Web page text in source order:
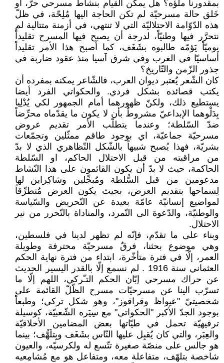
بمقدورنا ملؤه؟ هل يمكن القيام بنشاط مسرحي حرّ، او
خَلق حالة مسرحيّة لم تكن الحاجة اليها مُلِحّة، في ظلّ
هذه الدّوّامة الاحتلاليّة التي لا تنتهي، في أزمنة متتالية لم
نتحرَّر فيها وطنيّاً، لدرجة أن يصبح فيها المسرح تقليداً
يوميّاً يَؤمّه طالبوه بشَغَف، كما أصبح هذا الأمر تقليداً
أساسيّا في الغرب وفي شرق آسيا منذ عقود ضاربة في
جذور الزّمن والتّاريخ؟
كان الشّعر يُعتبر ديوان العرب، فالشّاعر يمكنه بمفرده أن
يكتب قصائده بشكل فردي. والحكواتي الفرد أيضا
يستطيع ذلك، ولكنّ ظهورهما أمام الجمهور لكي يُدْلِيا
بِدَلْوهما الإبداعيّ مشروطٌ بأن لا يكون ما يقدّماه محرِّضاً
ضدّ السّلطة؛ وعندما يتطلّب الأمر تقديم عروض
مسرحيّة جماعيّة، اي بوجود طاقم ممثّلين وتجمّعات
بشريّة، فهذا يُصبح شبيهاً بالشّكل التّظاهري الذي لا بدّ
من مراقبته من قبل الاحتلال الحاكم، او السّلطة
الحاكمة، حيث لا بدّ أن يكون القائمون على هذا النّشاط
مدعومين من قبل السُّلطة ومُبجِّلين وشاكِراين لها
لِسماحها بتقديم العرض، بحيث يكون العرض مُتطرِّقاً
لمواضيع إنسانيّة عامّة بعيدة عن التّحريض والسّياسة
والوطنيّة، والدّعوة الى التّمرد، والمناداة بالتّحرر من نير
الاحتلال.
وبناء على ما تقدّم، فإنّه لم تظهر لدينا في فلسطين،
وهي موضوع بحثنا، فرقٌ مسرحيّة محترفة وطويلة
العمر، إلّا في فترة متأخّرة، ابتداء من فترة نهاية الحكم
العثماني سنة 1916 . لم نسمع إلّا بالقدر اليسير الحديث
عن حراك مسرحي إبّان الحكم التـّركي، اللهم إلّا ما
تسرّب الينا عن مسرحيّات مسرح الظّلّ القائمة على
شخصيتيّ "عيواظ وقراقوز"، وهو شكل تركي؛ وطبعاً
بوجود الجدّ الأكبر "الحكواتي" مع سِيَره الشّعبيّة، كوسيلة
ترفيهيّة تحمل في طيّاتها بعض المضامين الأخلاقيّة
والعِبَر، والتي كان يُقبِل عليها النّاس بشَغَف وبِتلَهُّف؛ بينما
هو جالس على منصّة صغيرة تتّسع له ولكرسيّه، والعيون
شاخصة بتلهّف، متفاعلة معه، ومتفاعل هو مع مُشامِعيه